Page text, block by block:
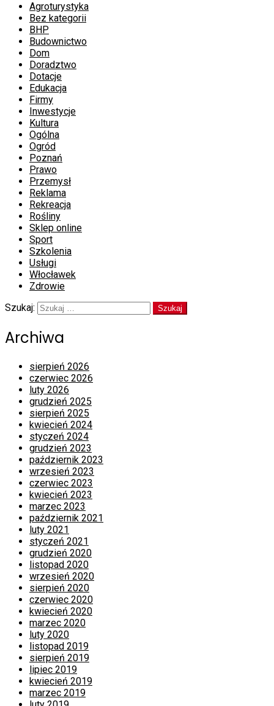
Agroturystyka
Bez kategorii
BHP
Budownictwo
Dom
Doradztwo
Dotacje
Edukacja
Firmy
Inwestycje
Kultura
Ogólna
Ogród
Poznań
Prawo
Przemysł
Reklama
Rekreacja
Rośliny
Sklep online
Sport
Szkolenia
Usługi
Włocławek
Zdrowie
Szukaj:
Archiwa
sierpień 2026
czerwiec 2026
luty 2026
grudzień 2025
sierpień 2025
kwiecień 2024
styczeń 2024
grudzień 2023
październik 2023
wrzesień 2023
czerwiec 2023
kwiecień 2023
marzec 2023
październik 2021
luty 2021
styczeń 2021
grudzień 2020
listopad 2020
wrzesień 2020
sierpień 2020
czerwiec 2020
kwiecień 2020
marzec 2020
luty 2020
listopad 2019
sierpień 2019
lipiec 2019
kwiecień 2019
marzec 2019